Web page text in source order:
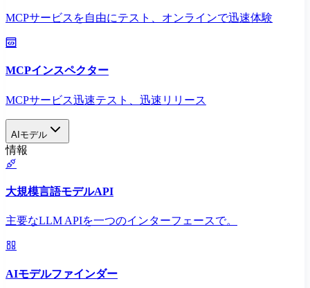
MCPサービスを自由にテスト、オンラインで迅速体験
MCPインスペクター
MCPサービス迅速テスト、迅速リリース
AIモデル
情報
大規模言語モデルAPI
主要なLLM APIを一つのインターフェースで。
AIモデルファインダー